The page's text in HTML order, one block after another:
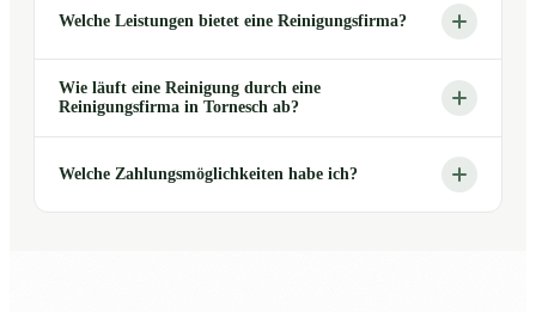
Welche Leistungen bietet eine Reinigungsfirma?
Wie läuft eine Reinigung durch eine
Reinigungsfirma in Tornesch ab?
Welche Zahlungsmöglichkeiten habe ich?